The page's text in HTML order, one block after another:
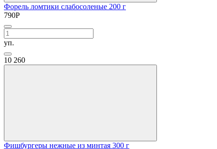
Форель ломтики слабосоленые 200 г
790Р
уп.
10 260
Фишбургеры нежные из минтая 300 г